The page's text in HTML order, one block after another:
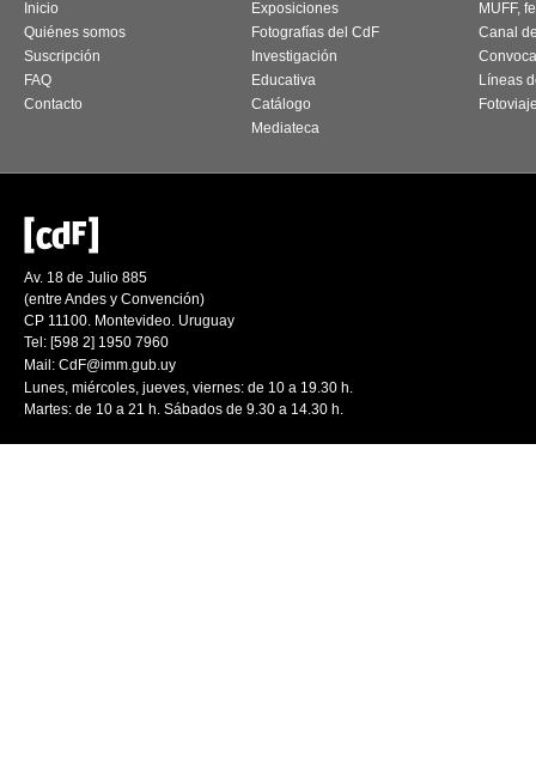
Inicio
Quiénes somos
Suscripción
FAQ
Contacto
Exposiciones
Fotografías del CdF
Investigación
Educativa
Catálogo
Mediateca
MUFF,
Canal
Líneas
Av. 18 de Julio 885
(entre Andes y Convención)
CP 11100. Montevideo. Uruguay
Tel: [598 2] 1950 7960
Mail: CdF@imm.gub.uy
Lunes, miércoles, jueves, viernes: de 10 a 19.30 h.
Martes: de 10 a 21 h. Sábados de 9.30 a 14.30 h.